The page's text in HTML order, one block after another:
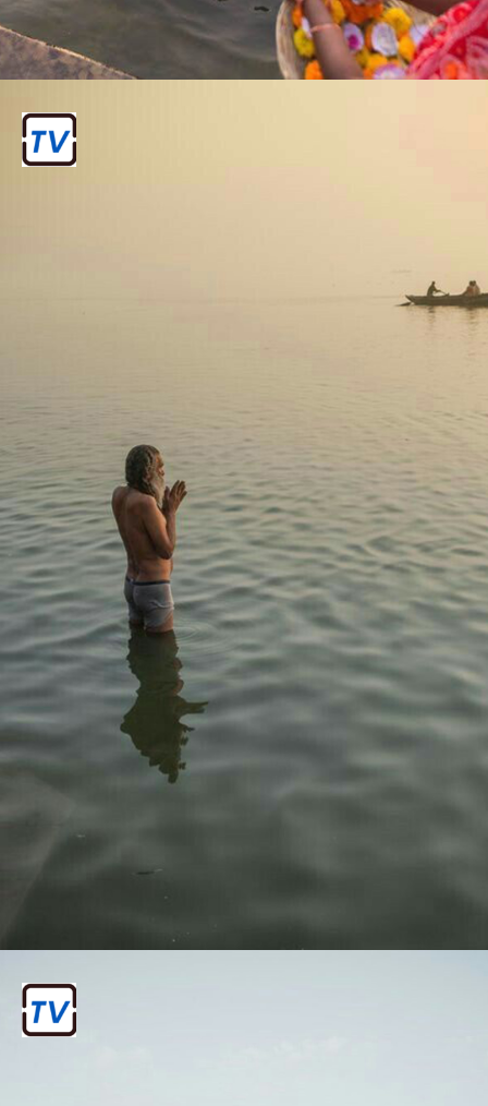
३ . मौनी अमावस्या स्नान
रहकर और मौन रहकर स्नान करने के लिए जाना
जाता है। इस दिन संगम में स्नान करने का विशेष
४ . बसंत पंचमी स्नान
चतुर्थ स्नान: 3 फरवरी 2025